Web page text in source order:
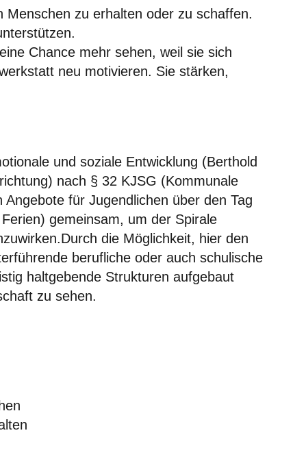
zu erhalten oder zu schaffen.
Chance mehr sehen, weil sie sich
neu motivieren. Sie stärken,
und soziale Entwicklung (Berthold
nach § 32 KJSG (Kommunale
für Jugendlichen über den Tag
gemeinsam, um der Spirale
die Möglichkeit, hier den
berufliche oder auch schulische
haltgebende Strukturen aufgebaut
zu sehen.